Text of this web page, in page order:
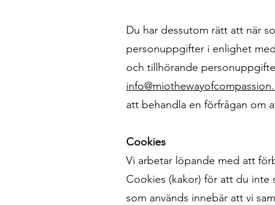
Du har dessutom rätt att när
personuppgifter i enlighet
och tillhörande
att behandla en förfrågan om
Cookies
Vi arbetar löpande med att
Cookies (kakor) för att du inte
som används innebär att vi